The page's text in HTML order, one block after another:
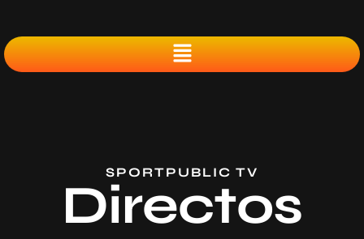
SPORTPUBLIC TV
Directos